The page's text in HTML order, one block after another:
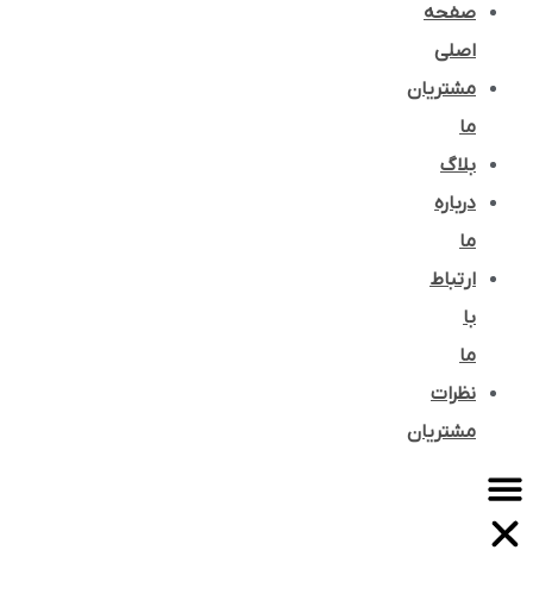
صفحه
اصلی
مشتریان
ما
بلاگ
درباره
ما
ارتباط
با
ما
نظرات
مشتریان